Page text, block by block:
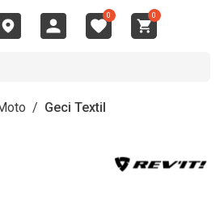
0 0
/ Geci Textil